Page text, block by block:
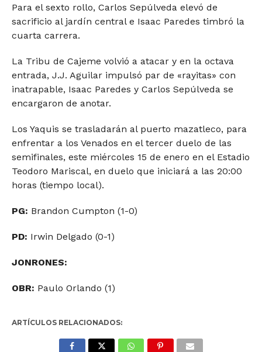
Para el sexto rollo, Carlos Sepúlveda elevó de
sacrificio al jardín central e Isaac Paredes timbró la
cuarta carrera.
La Tribu de Cajeme volvió a atacar y en la octava
entrada, J.J. Aguilar impulsó par de «rayitas» con
inatrapable, Isaac Paredes y Carlos Sepúlveda se
encargaron de anotar.
Los Yaquis se trasladarán al puerto mazatleco, para
enfrentar a los Venados en el tercer duelo de las
semifinales, este miércoles 15 de enero en el Estadio
Teodoro Mariscal, en duelo que iniciará a las 20:00
horas (tiempo local).
PG: Brandon Cumpton (1-0)
PD: Irwin Delgado (0-1)
JONRONES:
OBR: Paulo Orlando (1)
ARTÍCULOS RELACIONADOS: